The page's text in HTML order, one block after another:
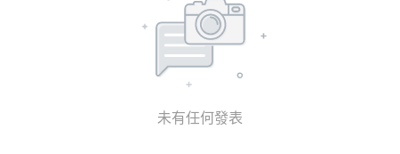
未有任何發表